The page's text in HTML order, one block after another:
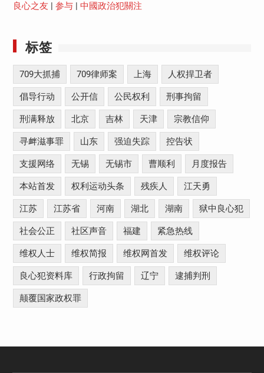
良心之友
参与| 中國政治犯關注
标签
709大抓捕 709律师案 上海 人权捍卫者
倡导行动 公开信 公民权利 刑事拘留
刑满释放 北京 吉林 天津 宗教信仰
寻衅滋事罪 山东 强迫失踪 控告状
支援网络 无锡 无锡市 曹顺利 月度报告
本站首发 权利运动头条 残疾人 江天勇
江苏 江苏省 河南 湖北 湖南 狱中良心犯
社会公正 社区声音 福建 紧急热线
维权人士 维权简报 维权网首发 维权评论
良心犯资料库 行政拘留 辽宁 逮捕判刑
颠覆国家政权罪